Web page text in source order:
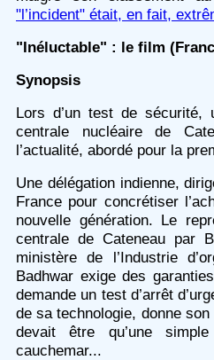
"l’incident" était, en fait,
"Inéluctable" : le film
Synopsis
Lors d’un test de
centrale nucléaire de
l’actualité, abordé pour la
Une délégation indienne,
France pour concrétiser
nouvelle génération. Le
centrale de Cateneau par
ministère de l’Industrie
Badhwar exige des
demande un test d’arrêt
de sa technologie, donne
devait être qu’une
cauchemar...